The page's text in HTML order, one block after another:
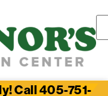
Call 405-751-